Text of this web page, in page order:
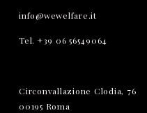
info@wewelfare.it
Tel. +39 06 56549064
Circonvallazione Clodia, 76
00195 Roma